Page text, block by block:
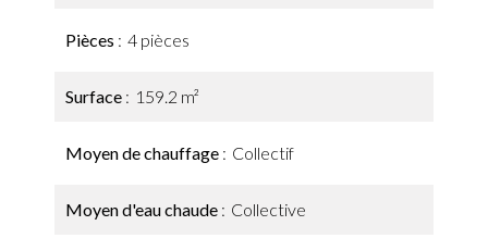
Pièces 4 pièces
Surface 159.2 m²
Moyen de chauffage Collectif
Moyen d'eau chaude Collective